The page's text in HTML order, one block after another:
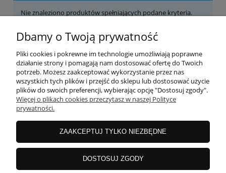
Nie znaleziono produktów spełniających podane kryteria.
POMOC
MOJE KONTO
PŁATNOŚCI I DOSTAWA
INFORMACJE
Dbamy o Twoją prywatność
Pliki cookies i pokrewne im technologie umożliwiają poprawne
działanie strony i pomagają nam dostosować ofertę do Twoich
potrzeb. Możesz zaakceptować wykorzystanie przez nas
wszystkich tych plików i przejść do sklepu lub dostosować użycie
plików do swoich preferencji, wybierając opcję "Dostosuj zgody".
Więcej o plikach cookies przeczytasz w naszej Polityce
prywatności.
ZAAKCEPTUJ TYLKO NIEZBĘDNE
DOSTOSUJ ZGODY